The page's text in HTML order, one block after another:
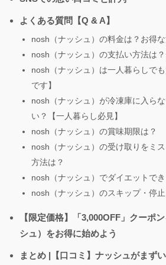
よくある質問【Q & A】
nosh（ナッシュ）の料金は？お得
nosh（ナッシュ）の支払い方法は
nosh（ナッシュ）は一人暮らしで
です】
nosh（ナッシュ）が冷凍庫に入ら
い？【一人暮らし必見】
nosh（ナッシュ）の賞味期限は？
nosh（ナッシュ）の受け取りをミ
方法は？
nosh（ナッシュ）でダイエットでき
nosh（ナッシュ）のスキップ・停
【限定価格】「3,000OFF」クーポ
シュ）をお得に始めよう
まとめ |【口コミ】ナッシュがまず